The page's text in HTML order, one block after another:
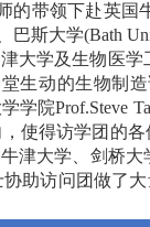
的带领下赴英国
、巴斯大学(Bath
大学及生物医
生动的生物制
学院Prof.Steve
使得访学团的
大学、剑桥
助访问团做了